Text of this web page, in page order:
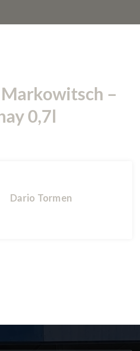
–
0,7l
Dario Tormen